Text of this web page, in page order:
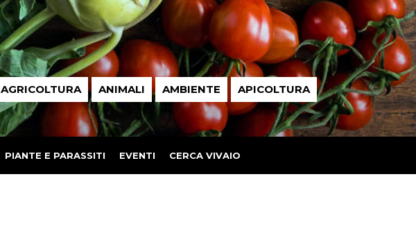
AGRICOLTURA ANIMALI AMBIENTE APICOLTURA
PIANTE E PARASSITI EVENTI CERCA VIVAIO